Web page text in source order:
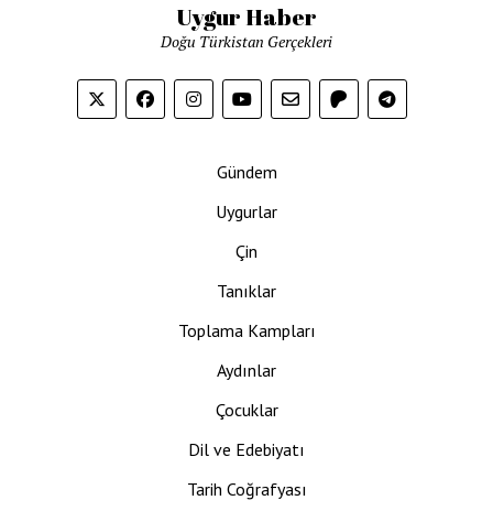
Uygur Haber
Doğu Türkistan Gerçekleri
Gündem
Uygurlar
Çin
Tanıklar
Toplama Kampları
Aydınlar
Çocuklar
Dil ve Edebiyatı
Tarih Coğrafyası